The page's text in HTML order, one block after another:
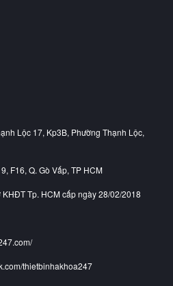
Lộc 17, Kp3B, Phường Thạnh Lộc,
F16, Q. Gò Vấp, TP HCM
Tp. HCM cấp ngày 28/02/2018
thietbinhakhoa247